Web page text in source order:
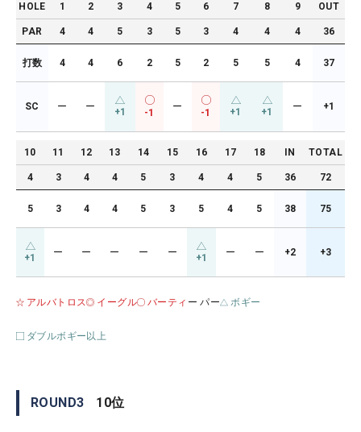
HOLE 1 2 3 4 5 6 7 8 9 OUT
PAR 4 4 5 3 5 3 4 4 4 36
打数 4 4 6 2 5 2 5 5 4 37
SC ー ー +1 -1
ー
-1 +1 +1 ー +1
10 11 12 13 14 15 16 17 18 IN TOTAL
4 3 4 4 5 3 4 4 5 36 72
5 3 4 4 5 3 5 4 5 38 75
+1 ー ー ー ー ー +1 ー ー +2 +3
アルバトロス イーグル バーティ ー パー ボギー
ダブルボギー以上
ROUND3 10位